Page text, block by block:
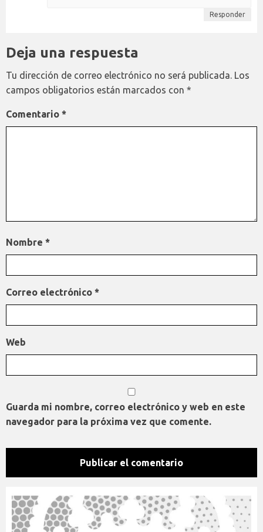
Responder
Deja una respuesta
Tu dirección de correo electrónico no será publicada. Los
campos obligatorios están marcados con *
Comentario *
Nombre *
Correo electrónico *
Web
Guarda mi nombre, correo electrónico y web en este
navegador para la próxima vez que comente.